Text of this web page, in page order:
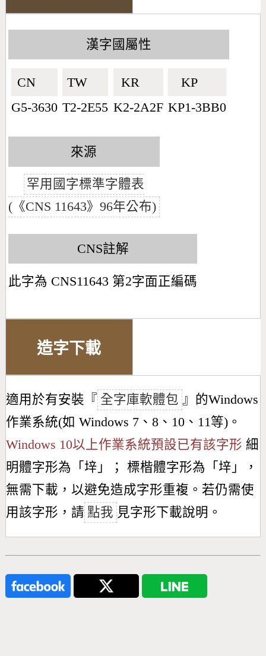
漢字國屬性
CN🇨🇳
G5-3630
TW🇹🇼
T2-2E55
KR🇰🇷
K2-2A2F
KP🇰🇵
KP1-3BB0
來源
罕用國字標準字體表
(《CNS 11643》96年公布)
CNS註解
此字為 CNS11643 第2字面正編碼
造字下載
適用於有安裝『 全字庫軟體包 』的Windows
作業系統(如 Windows 7、8、10、11等)。
Windows 10以上作業系統預設已有該字形 細
明體字形為「 垶 」； 標楷體字形為「 垶 」，
無需下載，以避免造成字形重複。若仍需使
用該字形，請 點我 見字形下載說明。